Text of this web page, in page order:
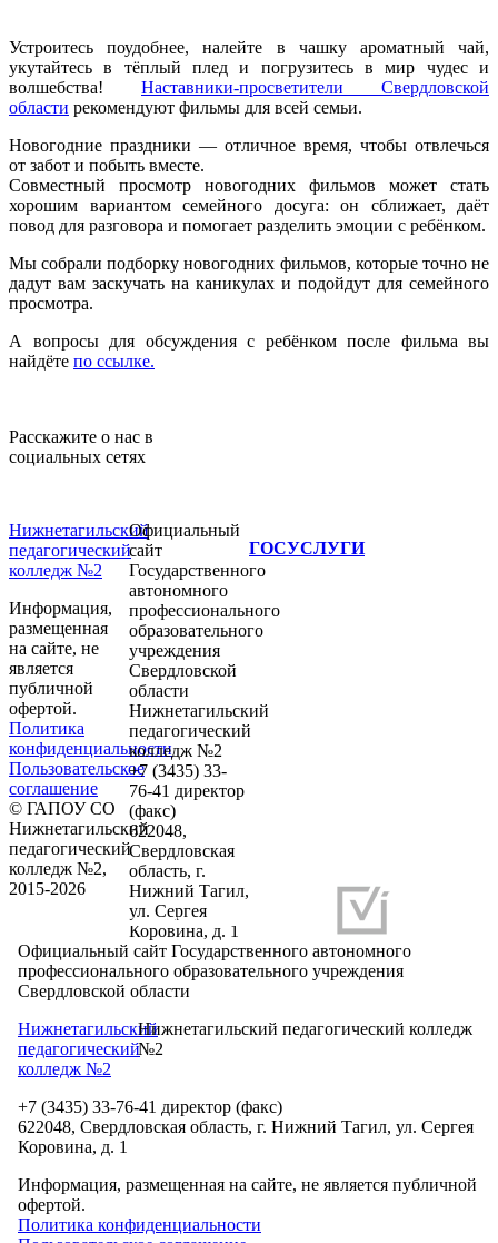
Устроитесь поудобнее, налейте в чашку ароматный чай,
укутайтесь в тёплый плед и погрузитесь в мир чудес и
волшебства! Наставники-просветители Свердловской
области рекомендуют фильмы для всей семьи.
Новогодние праздники — отличное время, чтобы отвлечься
от забот и побыть вместе.
Совместный просмотр новогодних фильмов может стать
хорошим вариантом семейного досуга: он сближает, даёт
повод для разговора и помогает разделить эмоции с ребёнком.
Мы собрали подборку новогодних фильмов, которые точно не
дадут вам заскучать на каникулах и подойдут для семейного
просмотра.
А вопросы для обсуждения с ребёнком после фильма вы
найдёте по ссылке.
Расскажите о нас в
социальных сетях
Нижнетагильский
педагогический
колледж №2
Информация,
размещенная
на сайте, не
является
публичной
офертой.
Политика
конфиденциальности
Пользовательское
соглашение
© ГАПОУ СО
Нижнетагильский
педагогический
колледж №2,
2015-2026
Официальный
сайт
Государственного
автономного
профессионального
образовательного
учреждения
Свердловской
области
Нижнетагильский
педагогический
колледж №2
+7 (3435) 33-
76-41 директор
(факс)
622048,
Свердловская
область, г.
Нижний Тагил,
ул. Сергея
Коровина, д. 1
ГОСУСЛУГИ
Разработка и продвижение сайтов
Официальный сайт Государственного автономного
профессионального образовательного учреждения
Свердловской области
Нижнетагильский
педагогический
колледж №2
Нижнетагильский педагогический колледж
№2
+7 (3435) 33-76-41 директор (факс)
622048, Свердловская область, г. Нижний Тагил, ул. Сергея
Коровина, д. 1
Информация, размещенная на сайте, не является публичной
офертой.
Политика конфиденциальности